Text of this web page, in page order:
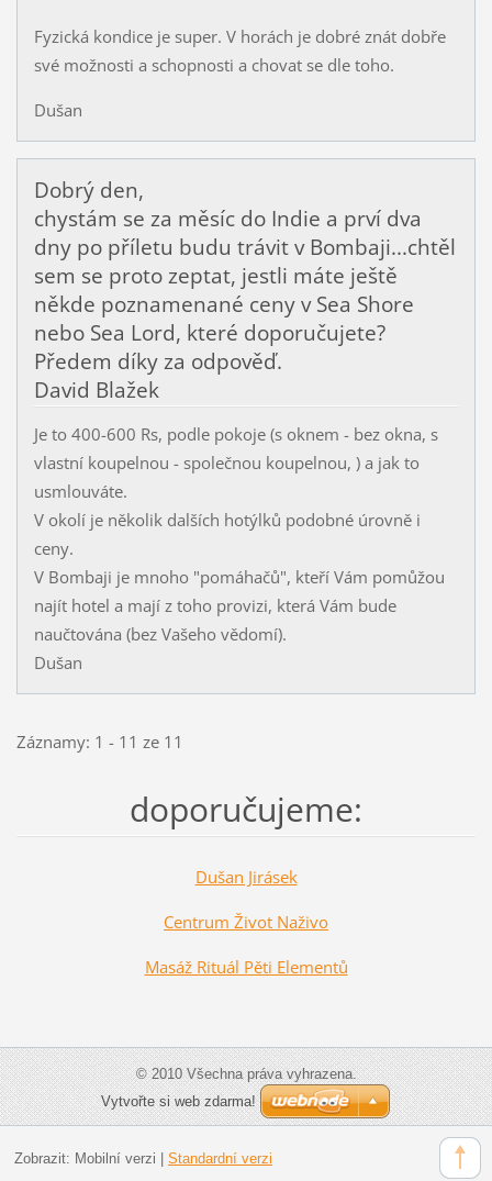
Fyzická kondice je super. V horách je dobré znát dobře
své možnosti a schopnosti a chovat se dle toho.
Dušan
Dobrý den,
chystám se za měsíc do Indie a prví dva
dny po příletu budu trávit v Bombaji...chtěl
sem se proto zeptat, jestli máte ještě
někde poznamenané ceny v Sea Shore
nebo Sea Lord, které doporučujete?
Předem díky za odpověď.
David Blažek
Je to 400-600 Rs, podle pokoje (s oknem - bez okna, s
vlastní koupelnou - společnou koupelnou, ) a jak to
usmlouváte.
V okolí je několik dalších hotýlků podobné úrovně i
ceny.
V Bombaji je mnoho "pomáhačů", kteří Vám pomůžou
najít hotel a mají z toho provizi, která Vám bude
naučtována (bez Vašeho vědomí).
Dušan
Záznamy: 1 - 11 ze 11
doporučujeme:
Dušan Jirásek
Centrum Život Naživo
Masáž Rituál Pěti Elementů
© 2010 Všechna práva vyhrazena.
Vytvořte si web zdarma!
Zobrazit: Mobilní verzi Standardní verzi